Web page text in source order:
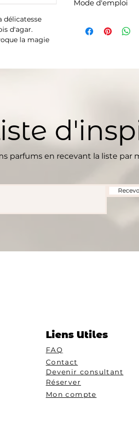
délicatesse
d'agar.
la magie
incandescent.
Expiration : 36
Mode d'emploi
(une petite
parfums en recevant la liste par
Liens Utiles
FAQ
Contact
Réserver
Devenir consultant
Mon compte